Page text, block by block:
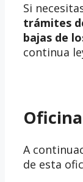
Si
trámites
bajas de
continua
A
de esta